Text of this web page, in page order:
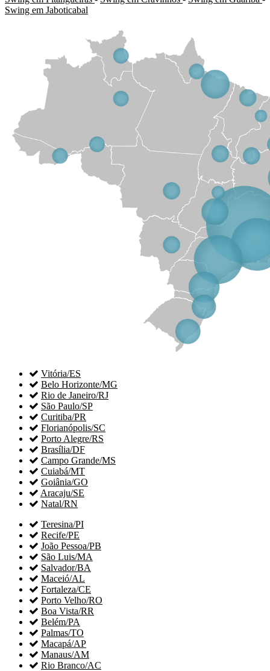
Swing em Jaboticabal
 Vitória/ES
 Belo Horizonte/MG
 Rio de Janeiro/RJ
 São Paulo/SP
 Curitiba/PR
 Florianópolis/SC
 Porto Alegre/RS
 Brasília/DF
 Campo Grande/MS
 Cuiabá/MT
 Goiânia/GO
 Aracaju/SE
 Natal/RN
 Teresina/PI
 Recife/PE
 João Pessoa/PB
 São Luis/MA
 Salvador/BA
 Maceió/AL
 Fortaleza/CE
 Porto Velho/RO
 Boa Vista/RR
 Belém/PA
 Palmas/TO
 Macapá/AP
 Manaus/AM
 Rio Branco/AC